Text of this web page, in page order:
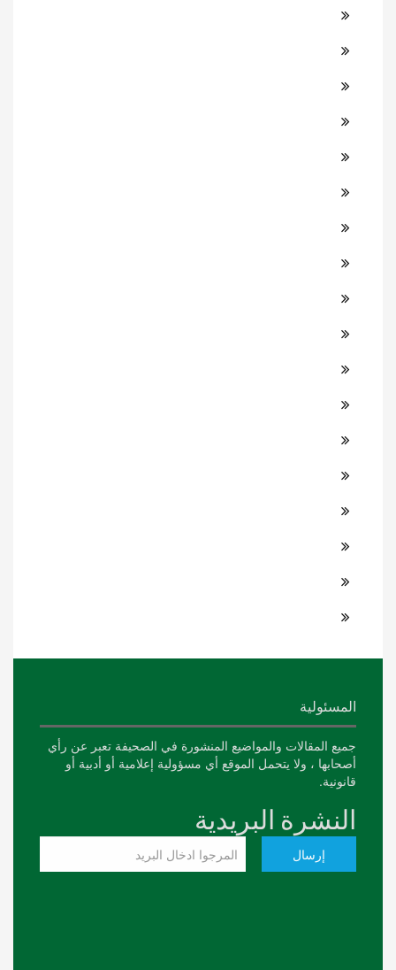
المسئولية
جميع المقالات والمواضيع المنشورة في الصحيفة تعبر عن رأي
أصحابها ، ولا يتحمل الموقع أي مسؤولية إعلامية أو أدبية أو
قانونية.
النشرة البريدية